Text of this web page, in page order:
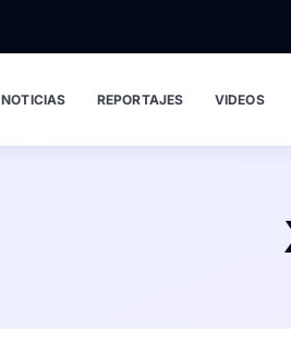
NOTICIAS REPORTAJES VIDEOS